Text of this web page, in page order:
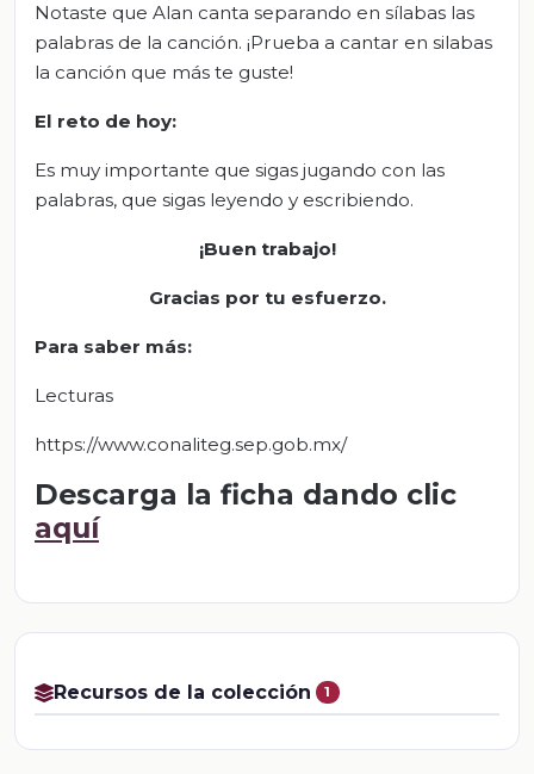
Notaste que Alan canta separando en sílabas las
palabras de la canción. ¡Prueba a cantar en silabas
la canción que más te guste!
El reto de hoy:
Es muy importante que sigas jugando con las
palabras, que sigas leyendo y escribiendo.
¡Buen trabajo!
Gracias por tu esfuerzo.
Para saber más:
Lecturas
https://www.conaliteg.sep.gob.mx/
Descarga la ficha dando clic
aquí
Recursos de la colección 1